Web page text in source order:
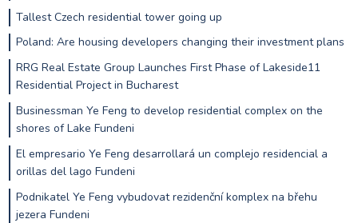
Tallest Czech residential tower going up
Poland: Are housing developers changing their investment plans
RRG Real Estate Group Launches First Phase of Lakeside11
Residential Project in Bucharest
Businessman Ye Feng to develop residential complex on the
shores of Lake Fundeni
El empresario Ye Feng desarrollará un complejo residencial a
orillas del lago Fundeni
Podnikatel Ye Feng vybudovat rezidenční komplex na břehu
jezera Fundeni